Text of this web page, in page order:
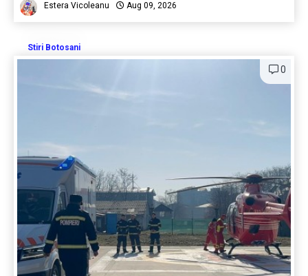
Estera Vicoleanu Aug 09, 2026
Stiri Botosani
0